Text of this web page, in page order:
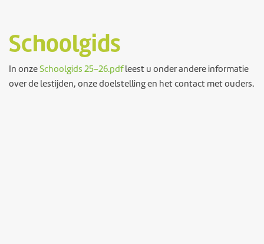
Schoolgids
In onzeSchoolgids 25-26.pdfleest u onder andere informatie
over de lestijden, onze doelstelling en het contact met ouders.